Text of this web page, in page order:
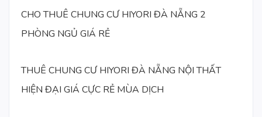
CHO THUÊ CHUNG CƯ HIYORI ĐÀ NẴNG 2
PHÒNG NGỦ GIÁ RẺ
THUÊ CHUNG CƯ HIYORI ĐÀ NẴNG NỘI THẤT
HIỆN ĐẠI GIÁ CỰC RẺ MÙA DỊCH